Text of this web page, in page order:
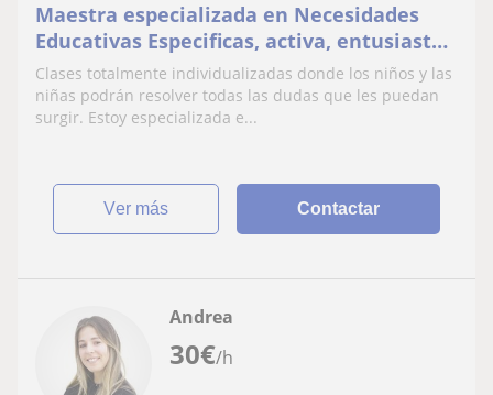
Maestra especializada en Necesidades
Educativas Especificas, activa, entusiasta
y con ganas de aportar nuevos
aprendizajes a mis alumnos/as
Clases totalmente individualizadas donde los niños y las
niñas podrán resolver todas las dudas que les puedan
surgir. Estoy especializada e...
ver más Contactar
30€/h
Andrea